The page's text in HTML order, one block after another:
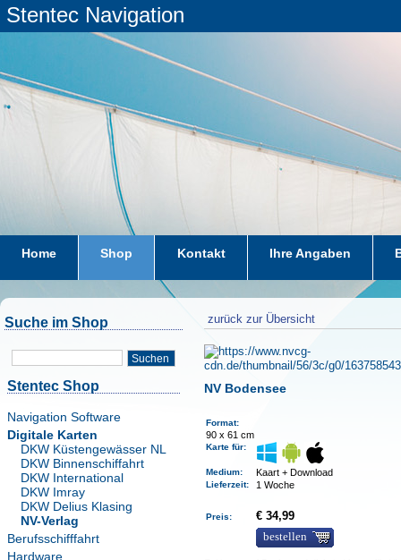
Stentec Navigation
Home Shop Kontakt Ihre Angaben
Suche im Shop
Suchen
Stentec Shop
Navigation Software
Digitale Karten
DKW Küstengewässer NL
DKW Binnenschiffahrt
DKW International
DKW Imray
DKW Delius Klasing
NV-Verlag
Berufsschifffahrt
Hardware
zurück zur Übersicht
NV Bodensee
Format:
90 x 61 cm
Karte für:
Medium: Kaart + Download
Lieferzeit: 1 Woche
Preis:
€ 34,99
bestellen